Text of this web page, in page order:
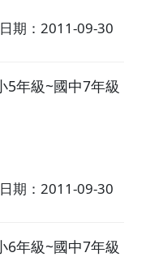
期：2011-09-30
5年級~國中7年級
期：2011-09-30
6年級~國中7年級